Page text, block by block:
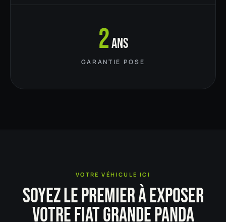
2ans
GARANTIE POSE
VOTRE VÉHICULE ICI
SOYEZ LE PREMIER À EXPOSER
VOTRE FIAT GRANDE PANDA